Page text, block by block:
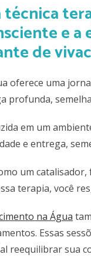
técnica
e a
de
oferece uma
profunda,
em um
e entrega,
um
terapia, você
na Água
Essas
reequilibrar sua